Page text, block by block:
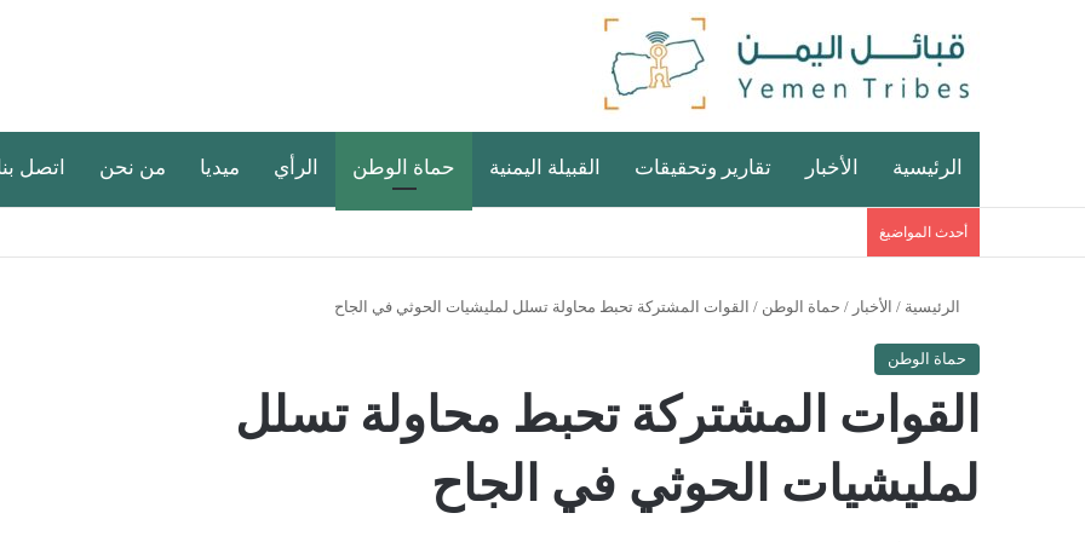
الرئيسية الأخبار تقارير وتحقيقات القبيلة اليمنية حماة الوطن الرأي ميديا من نحن اتصل
أحدث المواضيغ
الرئيسية / الأخبار / حماة الوطن / القوات المشتركة تحبط محاولة تسلل لمليشيات الحوثي في الجاح
حماة الوطن
القوات المشتركة تحبط محاولة تسلل
لمليشيات الحوثي في الجاح